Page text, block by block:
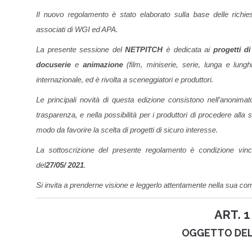
Il nuovo regolamento è stato elaborato sulla base delle
associati di WGI ed APA.
La presente sessione delNETPITCH è dedicata ai progetti
docuserie e animazione(film, miniserie, serie, lunga e
internazionale, ed è rivolta a sceneggiatori e produttori.
Le principali novità di questa edizione consistono
trasparenza, e nella possibilità per i produttori di procedere alla
modo da favorire la scelta di progetti di sicuro interesse.
La sottoscrizione del presente regolamento è condizione
del27/05/ 2021.
Si invita a prenderne visione e leggerlo attentamente nella sua
ART. 1
OGGETTO